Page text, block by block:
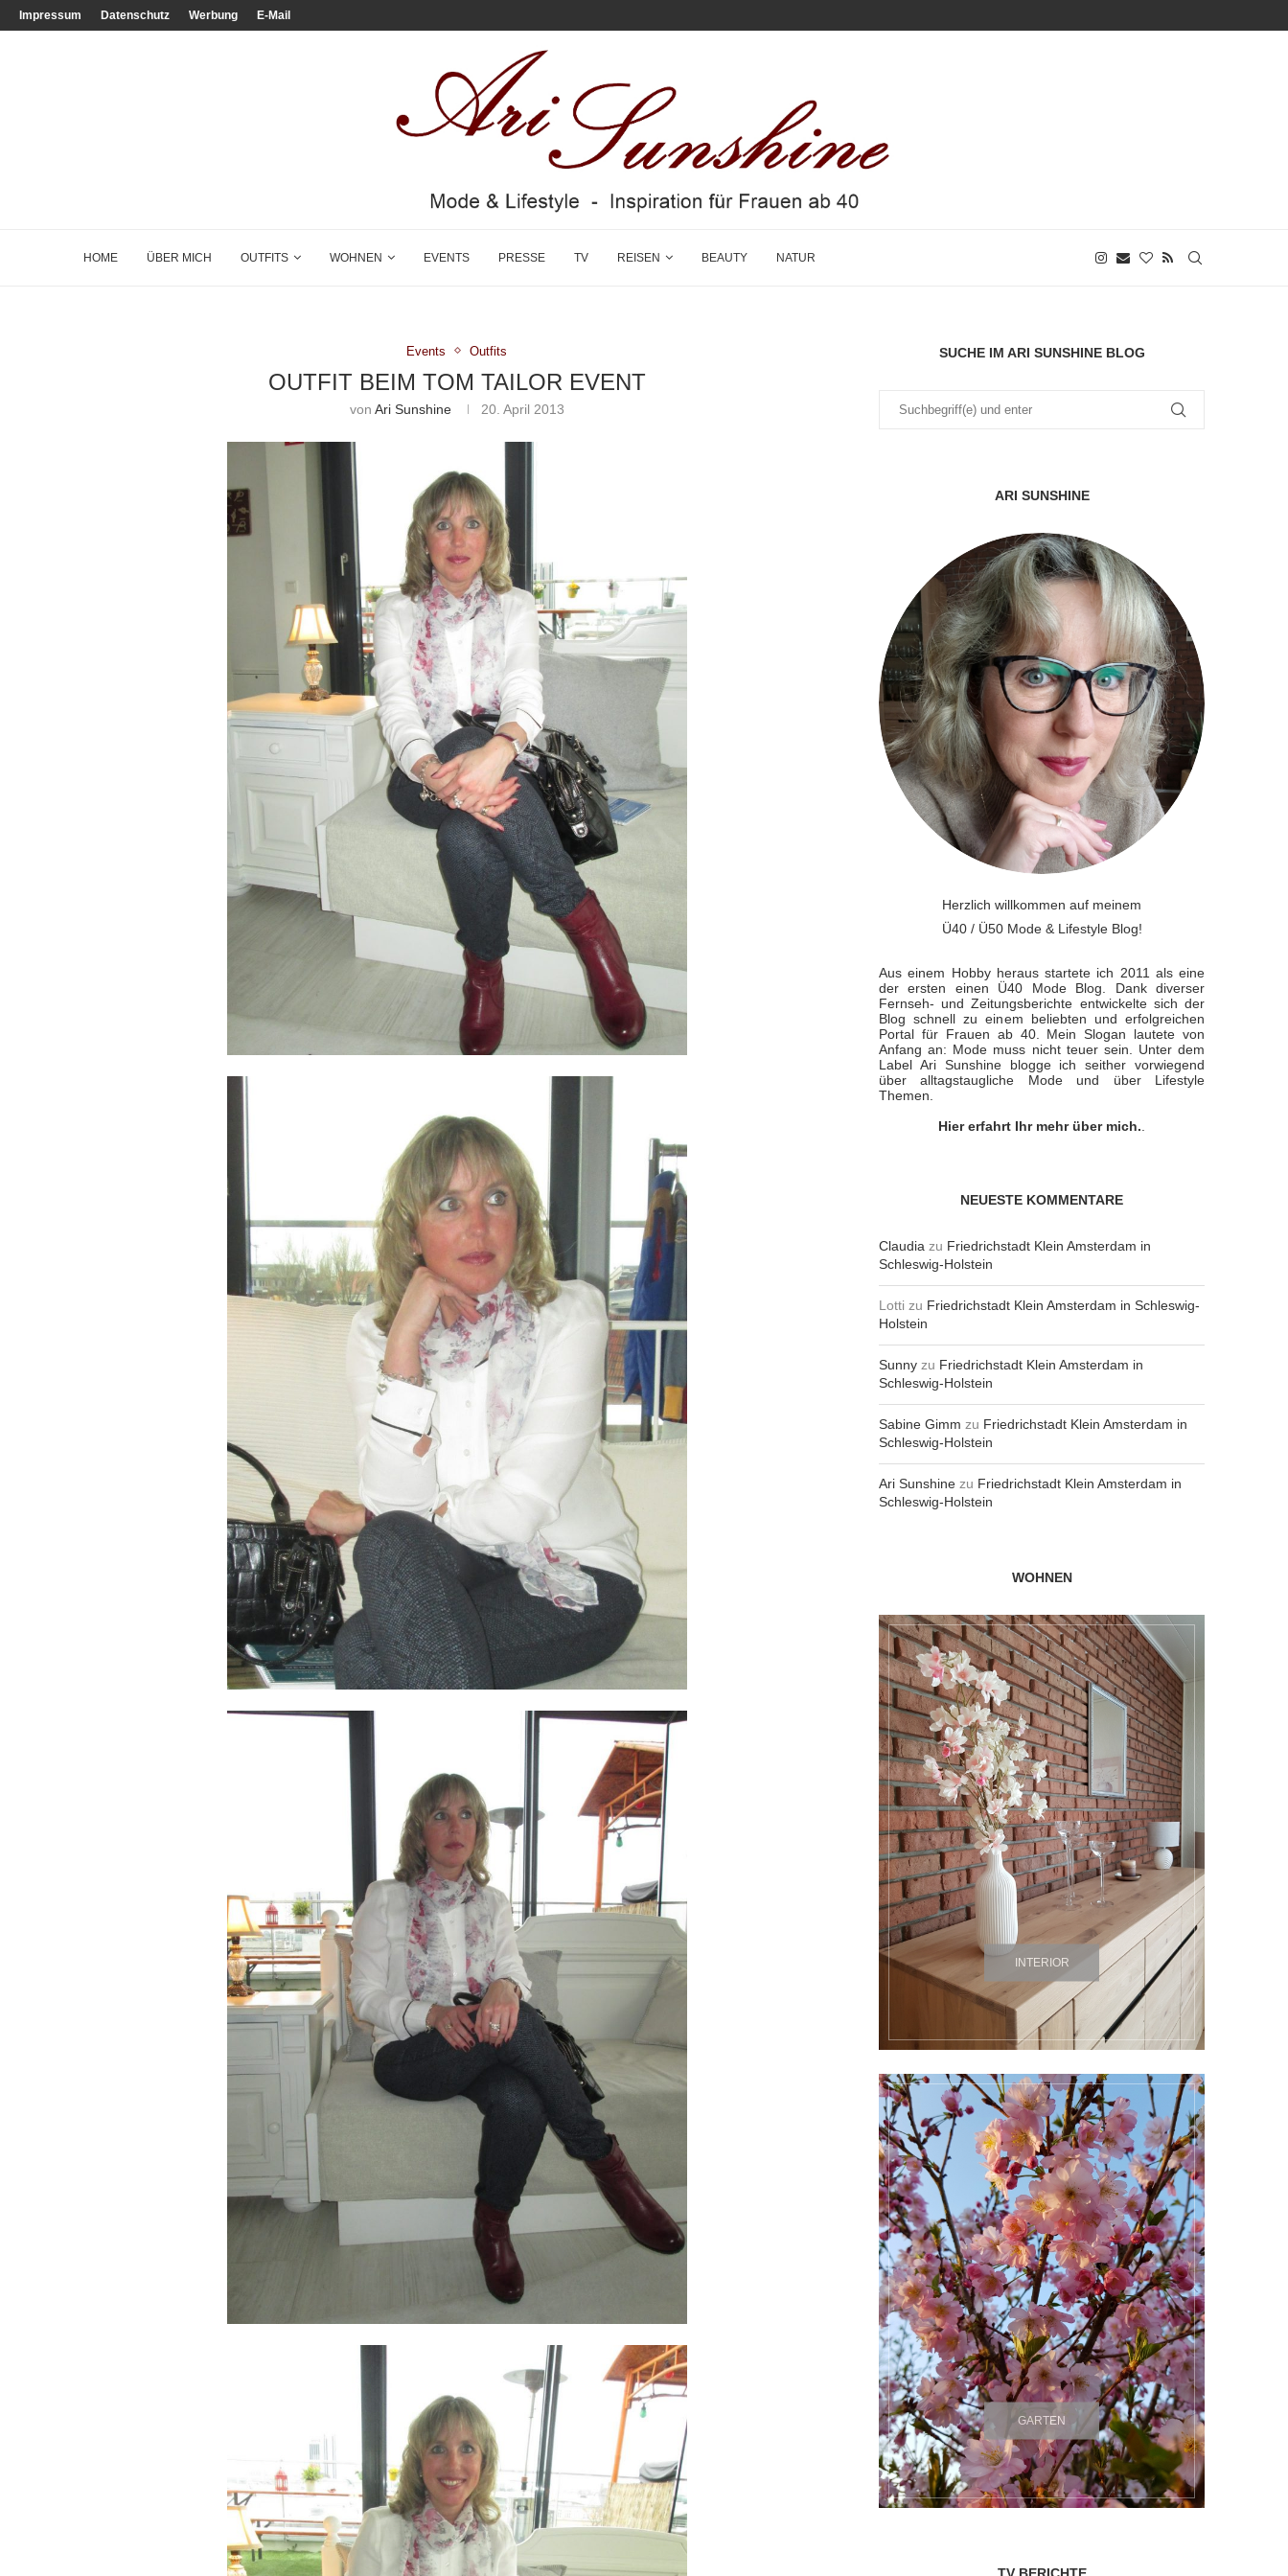
Impressum Datenschutz Werbung E-Mail
HOME ÜBER MICH OUTFITS WOHNEN EVENTS PRESSE TV REISEN BEAUTY NATUR
Events Outfits
OUTFIT BEIM TOM TAILOR EVENT
von Ari Sunshine 20. April 2013
SUCHE IM ARI SUNSHINE BLOG
ARI SUNSHINE
Herzlich willkommen auf meinem
Ü40 / Ü50 Mode & Lifestyle Blog!
Aus einem Hobby heraus startete ich 2011 als eine
der ersten einen Ü40 Mode Blog. Dank diverser
Fernseh- und Zeitungsberichte entwickelte sich der
Blog schnell zu einem beliebten und erfolgreichen
Portal für Frauen ab 40. Mein Slogan lautete von
Anfang an: Mode muss nicht teuer sein. Unter dem
Label Ari Sunshine blogge ich seither vorwiegend
über alltagstaugliche Mode und über Lifestyle
Themen.
Hier erfahrt Ihr mehr über mich..
NEUESTE KOMMENTARE
Claudia zu Friedrichstadt Klein Amsterdam in
Schleswig-Holstein
Lotti zu Friedrichstadt Klein Amsterdam in Schleswig-
Holstein
Sunny zu Friedrichstadt Klein Amsterdam in
Schleswig-Holstein
Sabine Gimm zu Friedrichstadt Klein Amsterdam in
Schleswig-Holstein
Ari Sunshine zu Friedrichstadt Klein Amsterdam in
Schleswig-Holstein
WOHNEN
INTERIOR
GARTEN